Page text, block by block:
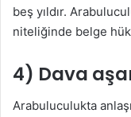
beş yıldır.
niteliğinde belge
4) Dava
Arabuluculukta